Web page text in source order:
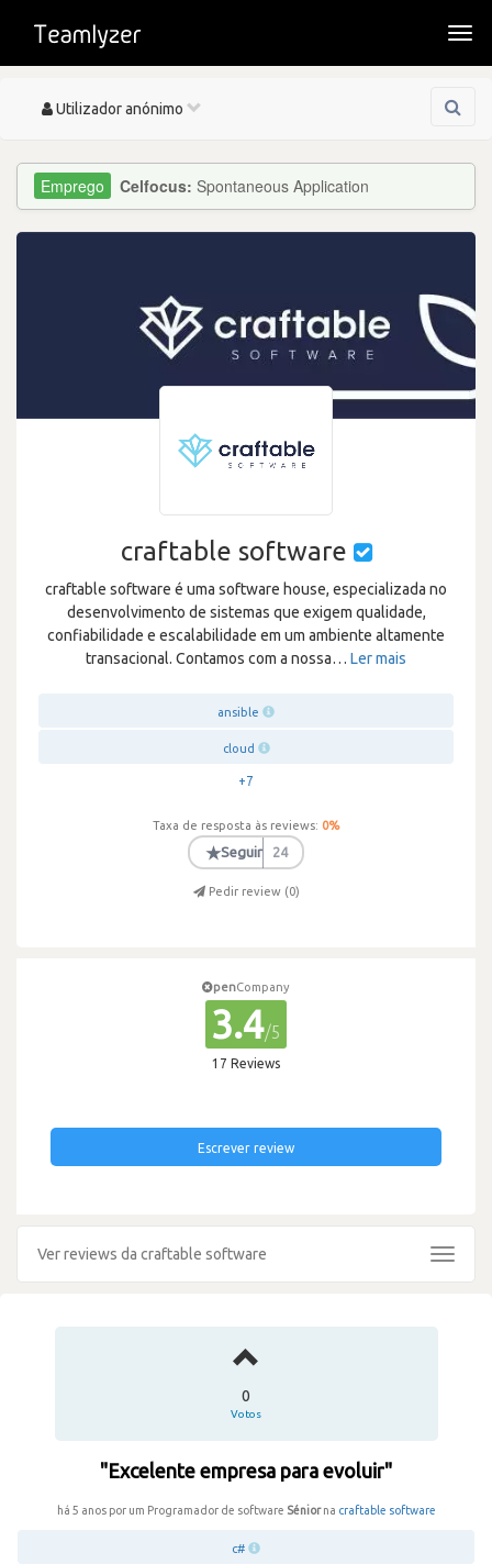
Toggle
Utilizador anónimo
Celfocus: Spontaneous Application
craftable software
craftable software é uma software house, especializada no
desenvolvimento de sistemas que exigem qualidade,
confiabilidade e escalabilidade em um ambiente altamente
transacional. Contamos com a nossa… Ler mais
ansible
cloud
+7
Taxa de resposta às reviews: 0%
★Seguir 24
Pedir review (0)
penCompany
3.4/5
17 Reviews
Escrever review
Ver reviews da craftable software
Toggle
0
Votos
"Excelente empresa para evoluir"
há 5 anos por um Programador de software Séniorna craftable software
c#